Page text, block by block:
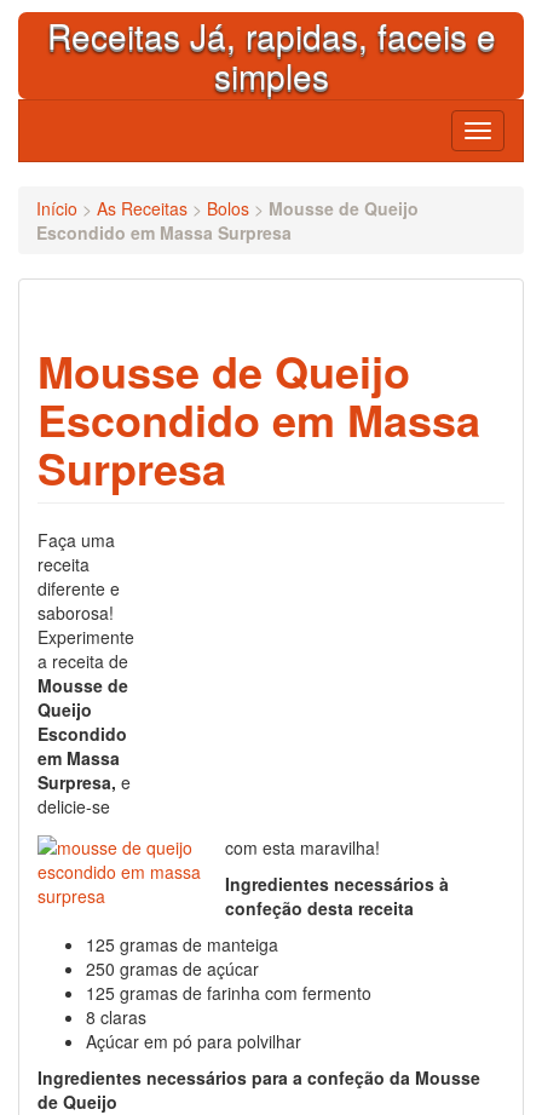
Skip
contentReceitas Já, rapidas, faceis e
simples
Toggle
Início > As Receitas > Bolos > Mousse de Queijo
Escondido em Massa Surpresa
Mousse de Queijo
Escondido em Massa
Surpresa
Faça uma
receita
diferente e
saborosa!
Experimente
a receita de
Mousse de
Queijo
Escondido
em Massa
Surpresa, e
delicie-se
com esta maravilha!
Ingredientes necessários à
confeção desta receita
125 gramas de manteiga
250 gramas de açúcar
125 gramas de farinha com fermento
8 claras
Açúcar em pó para polvilhar
Ingredientes necessários para a confeção da Mousse
de Queijo